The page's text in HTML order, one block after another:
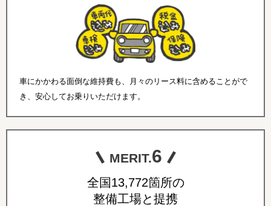
車にかかわる面倒な維持費も、月々のリース料に含めることがで
き、安心してお乗りいただけます。
MERIT.6
全国13,772箇所の
整備工場と提携